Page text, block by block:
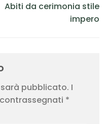
Abiti da cerimonia stile
impero
pubblicato. I
*